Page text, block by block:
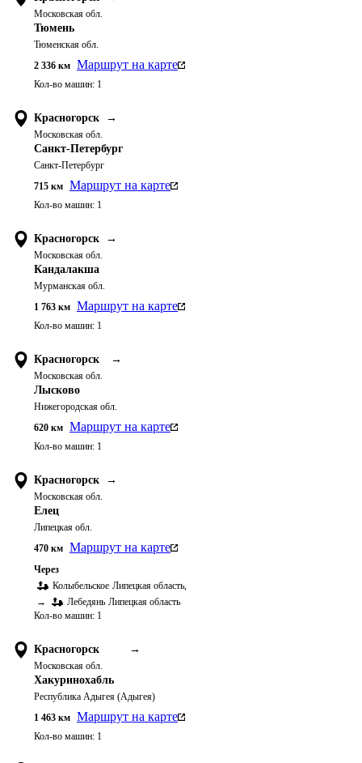
Московская обл.
Тюмень
Тюменская обл.
2 336 км Маршрут на карте
Кол-во машин: 1
Красногорск →
Московская обл.
Санкт-Петербург
Санкт-Петербург
715 км Маршрут на карте
Кол-во машин: 1
Красногорск →
Московская обл.
Кандалакша
Мурманская обл.
1 763 км Маршрут на карте
Кол-во машин: 1
Красногорск →
Московская обл.
Лысково
Нижегородская обл.
620 км Маршрут на карте
Кол-во машин: 1
Красногорск →
Московская обл.
Елец
Липецкая обл.
470 км Маршрут на карте
Через
Колыбельское Липецкая область,
→
Лебедянь Липецкая область
Кол-во машин: 1
Красногорск →
Московская обл.
Хакуринохабль
Республика Адыгея (Адыгея)
1 463 км Маршрут на карте
Кол-во машин: 1